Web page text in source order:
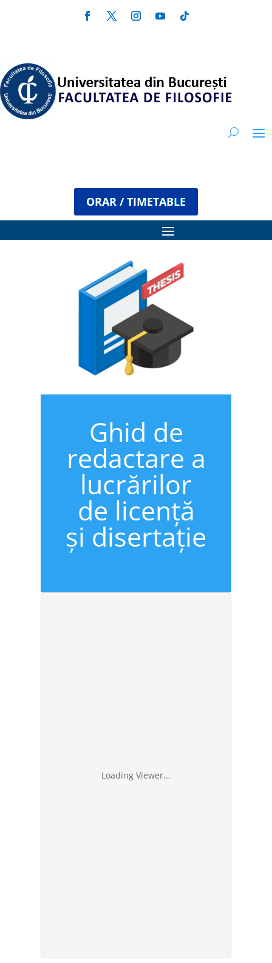
ORAR / TIMETABLE
Ghid de
redactare a
lucrărilor
de licență
și disertație
Loading Viewer...